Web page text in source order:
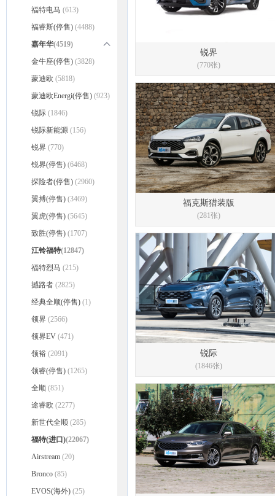
福克斯三厢(5279)
经典福克斯两厢(停售)
经典福克斯三厢(停售)
福克斯猎装版(停售)
福特电马 (613)
福睿斯(停售) (4488)
嘉年华(4519)
嘉年华两厢(停售)
嘉年华三厢(停售)
金牛座(停售) (3828)
蒙迪欧 (5818)
蒙迪欧Energi(停售) (923)
锐际 (1846)
锐际新能源 (156)
锐界 (770)
锐界(停售) (6468)
探险者(停售) (2960)
翼搏(停售) (3469)
翼虎(停售) (5645)
致胜(停售) (1707)
江铃福特(12847)
福特烈马 (215)
撼路者 (2825)
经典全顺(停售) (1)
领界 (2566)
领界EV (471)
领裕 (2091)
领睿(停售) (1265)
全顺 (851)
途睿欧 (2277)
新世代全顺 (285)
福特(进口)(22067)
Airstream (20)
Bronco (85)
EVOS(海外) (25)
锐界
(770张)
福克斯猎装版
(281张)
锐际
(1846张)